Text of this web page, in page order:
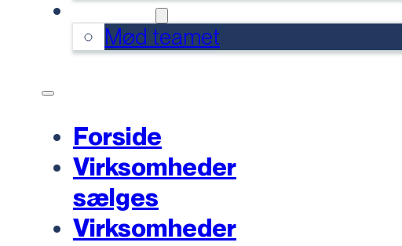
Mød teamet
Forside
Virksomheder
sælges
Virksomheder